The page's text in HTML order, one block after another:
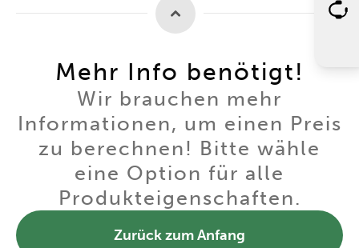
Mehr Info benötigt!
Wir brauchen mehr
Informationen, um einen Preis
zu berechnen! Bitte wähle
eine Option für alle
Produkteigenschaften.
Zurück zum Anfang